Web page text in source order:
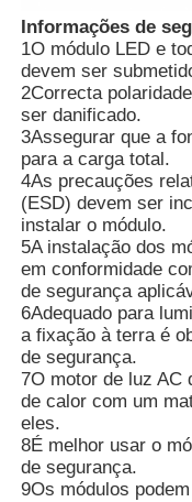
Informações de
1O módulo LED e
devem ser
2Correcta
ser danificado.
3Assegurar que a
para a carga total.
4As precauções
(ESD) devem ser
instalar o módulo.
5A instalação dos
em conformidade
de segurança
6Adequado para
a fixação à terra é
de segurança.
7O motor de luz AC
de calor com um
eles.
8É melhor usar o
de segurança.
9Os módulos